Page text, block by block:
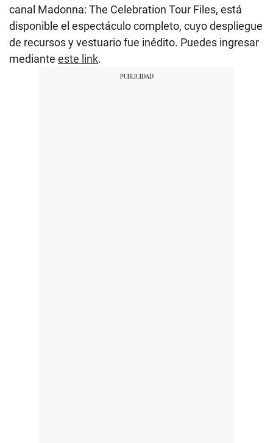
canal Madonna: The Celebration Tour Files, está
disponible el espectáculo completo, cuyo despliegue
de recursos y vestuario fue inédito. Puedes ingresar
mediante este link.